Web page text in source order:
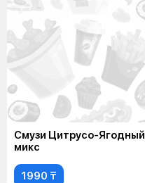
Смузи Цитрусо-Ягодный
микс
1990 ₸